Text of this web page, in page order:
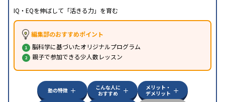
IQ・EQを伸ばして「活きる力」を育む
編集部のおすすめポイント
脳科学に基づいたオリジナルプログラム
親子で参加できる少人数レッスン
塾の特徴
こんな人に
おすすめ
メリット・
デメリット